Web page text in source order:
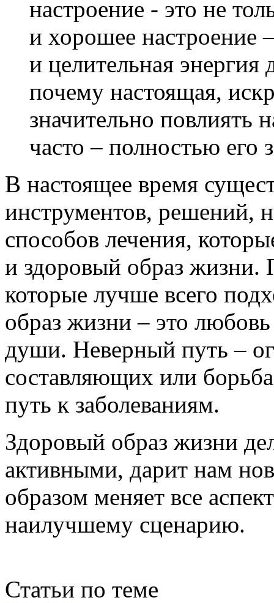
настроение - это не
и хорошее настроение
и целительная
почему настоящая,
значительно повлиять
часто – полностью его
В настоящее время
инструментов, решений,
способов лечения,
и здоровый образ жизни.
которые лучше всего
образ жизни – это
души. Неверный путь –
составляющих или
путь к заболеваниям.
Здоровый образ жизни
активными, дарит нам
образом меняет все
наилучшему сценарию.
Статьи по теме